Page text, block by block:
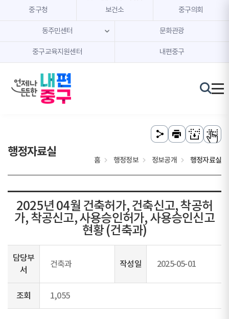
본문 내용 바로가기
주메뉴 바로가기
중구청 보건소 중구의회
동주민센터 문화관광
중구교육지원센터 내편중구
행정자료실
홈 행정정보 정보공개 행정자료실
2025년 04월 건축허가, 건축신고, 착공허
가, 착공신고, 사용승인허가, 사용승인신고
현황 (건축과)
담당부
서
건축과 작성일 2025-05-01
조회 1,055